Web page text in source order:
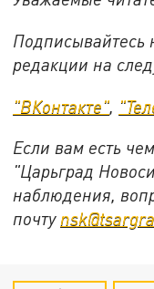
Подписывайтесь
редакции на
"ВКонтакте"
Если вам есть
"Царьград
наблюдения,
почту